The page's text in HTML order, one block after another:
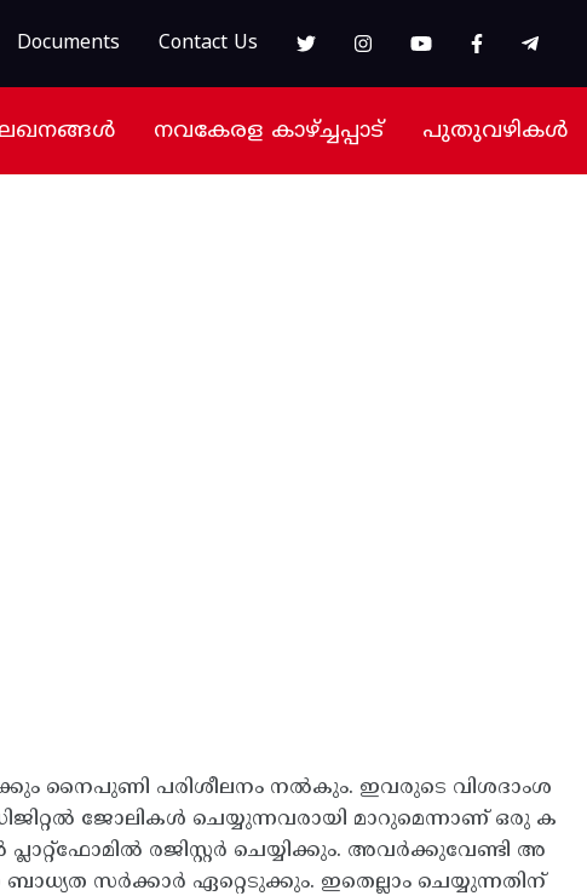
Documents Contact Us
നവകേരള കാഴ്ച്ചപ്പാട് പുതുവഴികൾ
നൈപുണി പരിശീലനം നല്‍കും. ഇവരുടെ വിശദാംശ
ജോലികള്‍ ചെയ്യുന്നവരായി മാറുമെന്നാണ് ഒരു ക
രജിസ്റ്റര്‍ ചെയ്യിക്കും. അവര്‍ക്കുവേണ്ടി അ
സര്‍ക്കാര്‍ ഏറ്റെടുക്കും. ഇതെല്ലാം ചെയ്യുന്നതിന്